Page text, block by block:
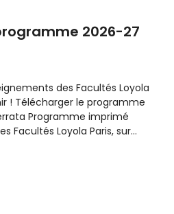
2026-27
des Facultés Loyola
! Télécharger le programme
Programme imprimé
Facultés Loyola Paris, sur…